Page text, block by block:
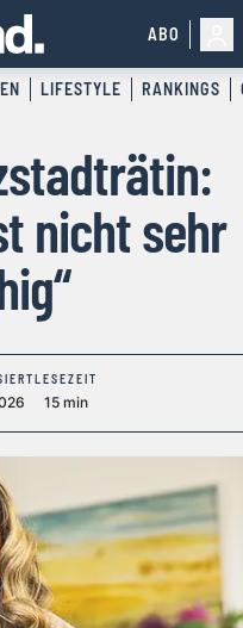
ABO
LIFESTYLE RANKINGS
nicht sehr
LESEZEIT
15 min